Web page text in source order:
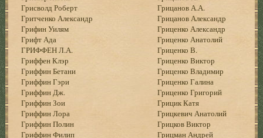
Грисволд Роберт
Гритченко Александр
Грифин Уилям
Грифт Ада
ГРИФФЕН Л.А.
Гриффен Клэр
Гриффин Бетани
Гриффин Гэри
Гриффин Дж.
Гриффин Зои
Гриффин Лора
Гриффин Полин
Гриффин Филип
Грицанов А.А.
Грицанов Александр
Гриценко Александр
Гриценко Анатолий
Гриценко В.
Гриценко Виктор
Гриценко Владимир
Гриценко Галина
Гриценко Григорий
Грицик Катя
Грицкевич Анатолий
Грицков Виктор
Грицман Андрей